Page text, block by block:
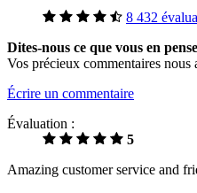
8 432
Dites-nous ce que vous en
Vos précieux commentaires
Écrire un commentaire
Évaluation :
5
Amazing customer service and